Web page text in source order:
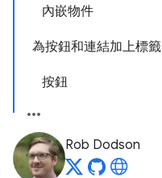
內嵌物件
為按鈕和連結加上標籤
按鈕
Rob Dodson